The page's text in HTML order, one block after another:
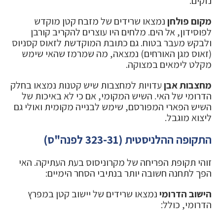
מקום פולחןנמצאו שרידים של מזבח קטן מוקדש
לפוסידון, אל הים. מלחים היו עוצרים להקריב קורבן
ולבקש מעבר בטוח. גם כתובת המוקדשת לזאוס קסניוס
(זאוס מגן האורחים) נמצאה, מה שמרמז שהאי שימש
מקלט לימאים במצוקה.
מחצבות אבןעדויות למחצבות שיש קטנות נמצאו בחלק
הדרומי של האי. השיש המקומי, אם כי לא באיכות של
השיש הפארי המפורסם, שימש לבנייה מקומית ואולי גם
ליצוא מוגבל.
התקופה ההלניסטית (323-31 לפנה"ס)
זוהי תקופת הפריחה של מקרוניסוס בעת העתיקה. האי
הפך לתחנה חשובה יותר בנתיבי הסחר הימיים:
הישוב הדרומינמצאו שרידים של יישוב קטן במפרץ
הדרומי, כולל: